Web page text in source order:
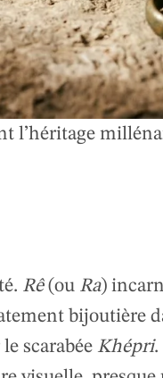
l’héritage
Rê(ou Ra)
bijoutière
scarabée Khépri.